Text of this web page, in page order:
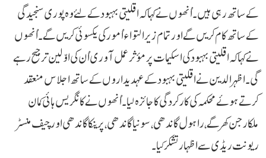
کے ساتھ رہی ہیں۔ اُنھوں نے کہاکہ اقلیتی بہبود کے لئے وہ پوری سنجیدگی
کے ساتھ کام کریں گے اور تمام زیرالتواء اُمور کی یکسوئی کریں گے۔ اُنھوں
نے کہاکہ اقلیتی بہبود کی اسکیمات پر مؤثر عمل آوری اُن کی اوّلین ترجیح رہے
گی۔ اظہرالدین نے اقلیتی بہبود کے عہدیداروں کے ساتھ اجلاس منعقد
کرتے ہوئے محکمہ کی کارکردگی کا جائزہ لیا۔ اُنھوں نے کانگریس ہائی کمان
ملکارجن کھرگے، راہول گاندھی، سونیا گاندھی، پرینکا گاندھی اور چیف منسٹر
ریونت ریڈی سے اظہار تشکر کیا۔